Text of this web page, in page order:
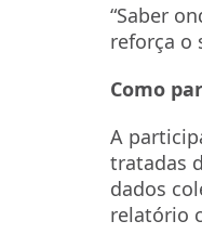
“Saber
reforça o
Como
A
tratadas
dados
relatório